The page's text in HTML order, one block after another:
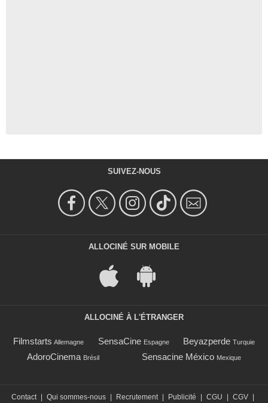
SUIVEZ-NOUS
ALLOCINÉ SUR MOBILE
ALLOCINÉ À L'ÉTRANGER
Filmstarts Allemagne SensaCine Espagne Beyazperde Turquie
AdoroCinema Brésil Sensacine México Mexique
Contact Qui sommes-nous Recrutement Publicité CGU CGV